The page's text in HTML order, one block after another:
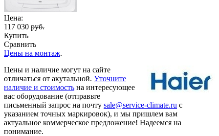
Цена:
117 030 руб.
Купить
Сравнить
Цены на монтаж.
Цены и наличие могут на сайте
отличаться от акутальной. Уточните
наличие и стоимость на интересующее
вас оборудование (отправьте
письменный запрос на почту sale@service-climate.ru с
указанием точных маркировок), и мы пришлем вам
актуальное коммерческое предложение! Надеемся на
понимание.